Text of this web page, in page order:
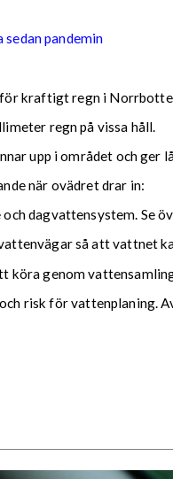
pandemin
kraftigt regn i
regn på vissa håll.
upp i området och
när ovädret drar in:
dagvattensystem.
så att vattnet
köra genom
risk för vattenplaning.